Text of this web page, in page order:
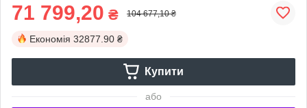
71 799,20 ₴ 104 677,10 ₴
Економія 32877.90 ₴
Купити
або